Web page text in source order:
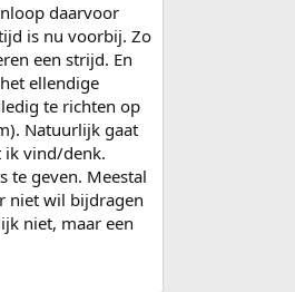
daarvoor
is nu voorbij. Zo
een strijd. En
ellendige
te richten op
Natuurlijk gaat
ik vind/denk.
te geven. Meestal
niet wil bijdragen
niet, maar een